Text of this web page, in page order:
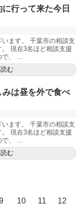
行って来た今日
ます。 千葉市の相談支
現在3名ほど相談支援
で、 ...
む
は昼を外で食べ
ます。 千葉市の相談支
現在3名ほど相談支援
で、 ...
む
10 11 12